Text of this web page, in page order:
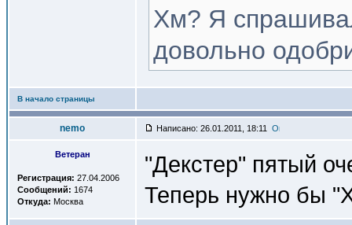
Хм? Я
довольно
В начало страницы
nemo Написано: 26.01.2011, 18:11
Ветеран
Регистрация: 27.04.2006
Сообщений: 1674
Откуда: Москва
"Декстер" пятый
Теперь нужно бы